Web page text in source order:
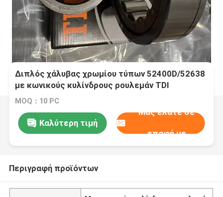
Διπλός χάλυβας χρωμίου τύπων 52400D/52638
με κωνικούς κυλίνδρους ρουλεμάν TDI
υπόλοιπου κόσμου TIMKEN GCr15
MOQ：10 PC
Καλύτερη τιμή
Μας ελάτε σε
επαφή με
Περιγραφή προϊόντων